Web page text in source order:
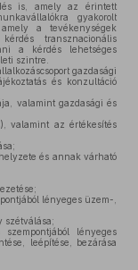
is, amely az érintett
gyakorolt
a tevékenységek
transznacionális
a kérdés lehetséges
szintre.
gazdasági
és konzultáció
valamint gazdasági és
valamint az értékesítés
és annak várható
lényeges üzem-,
szétválása;
lényeges
leépítése, bezárása